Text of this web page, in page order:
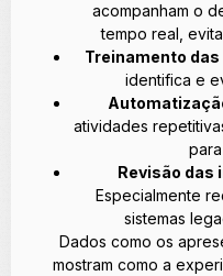
acompanham o
tempo real,
Treinamento das
identifica e
atividades
Revisão das
Especialmente
sistemas
Dados como os
mostram como a